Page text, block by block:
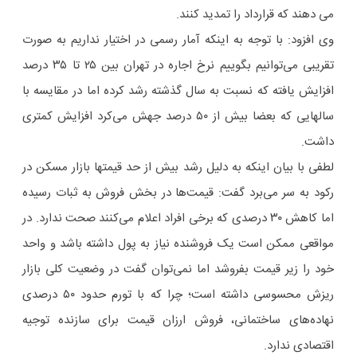
می دهند که قرارداد را تمدید کنند.
وی افزود: با توجه به اینکه آمار رسمی در اختیار نداریم به صورت
تقریبی می‌توانیم بگوییم نرخ اجاره در تهران بین ۲۵ تا ۳۵ درصد
افزایش یافته که نسبت به سال گذشته رشد کرده اما در مقایسه با
سالهایی که بعضا بیش از ۵۰ درصد جهش می‌کرد افزایش کمتری
داشت.
لطفی با بیان اینکه به دلیل رشد بیش از حد قیمتها بازار مسکن در
رکود به سر می‌برد گفت: قیمت‌ها در بخش فروش به ثبات رسیده
اما کاهش ۳۰ درصدی که برخی افراد اعلام می‌کنند صحت ندارد. در
مواقعی ممکن است یک فروشنده نیاز به پول داشته باشد و واحد
خود را زیر قیمت بفروشد اما نمی‌توان گفت در وضعیت کلی بازار
ریزش محسوسی داشته است؛ چرا که با تورم حدود ۵۰ درصدی
نهاده‌های ساختمانی، فروش ارزان قیمت برای سازنده توجیه
اقتصادی ندارد.